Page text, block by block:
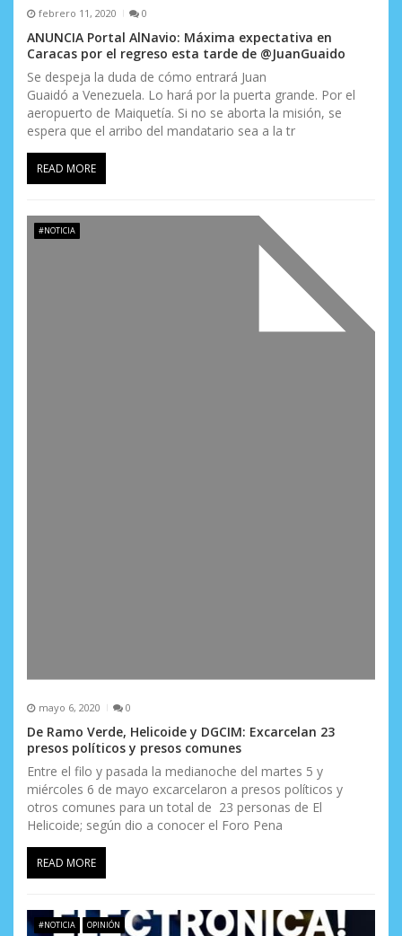
febrero 11, 2020 0
ANUNCIA Portal AlNavio: Máxima expectativa en
Caracas por el regreso esta tarde de @JuanGuaido
Se despeja la duda de cómo entrará Juan
Guaidó a Venezuela. Lo hará por la puerta grande. Por el
aeropuerto de Maiquetía. Si no se aborta la misión, se
espera que el arribo del mandatario sea a la tr
READ MORE
#NOTICIA
mayo 6, 2020 0
De Ramo Verde, Helicoide y DGCIM: Excarcelan 23
presos políticos y presos comunes
Entre el filo y pasada la medianoche del martes 5 y
miércoles 6 de mayo excarcelaron a presos políticos y
otros comunes para un total de 23 personas de El
Helicoide; según dio a conocer el Foro Pena
READ MORE
#NOTICIA OPINIÓN